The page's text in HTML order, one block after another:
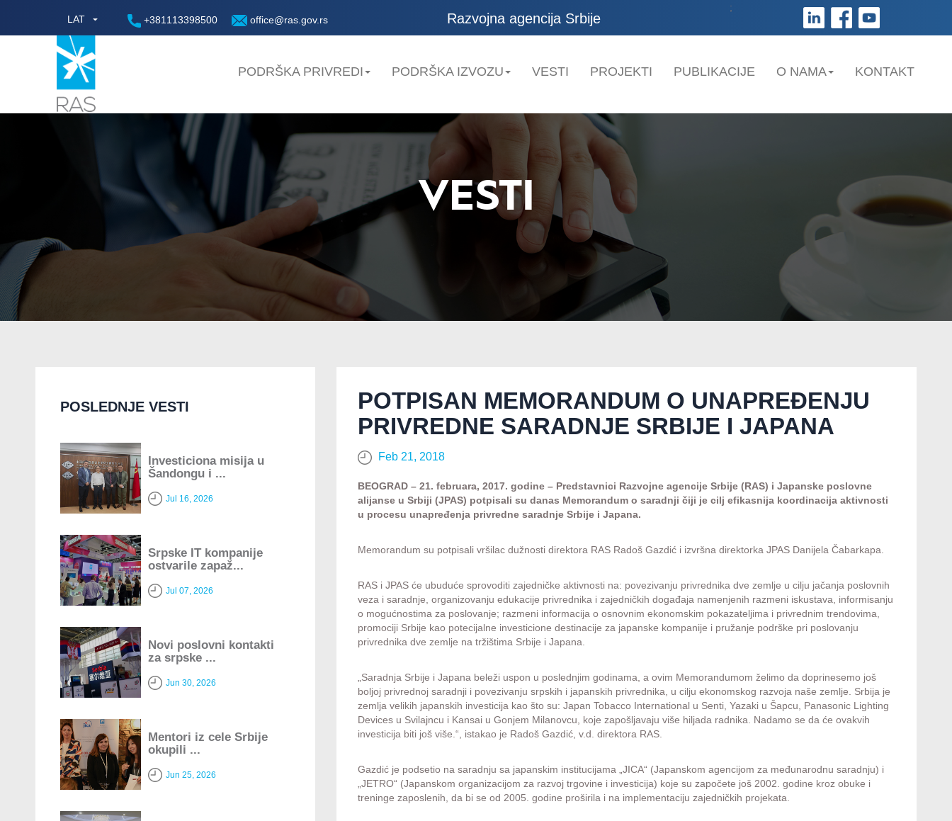
LAT +381113398500 office@ras.gov.rs Razvojna agencija Srbije
;
PODRŠKA PRIVREDI PODRŠKA IZVOZU VESTI PROJEKTI PUBLIKACIJE O NAMA KONTAKT
VESTI
POSLEDNJE VESTI
Investiciona misija u
Šandongu i ...
Jul 16, 2026
Srpske IT kompanije
ostvarile zapaž...
Jul 07, 2026
Novi poslovni kontakti
za srpske ...
Jun 30, 2026
Mentori iz cele Srbije
okupili ...
Jun 25, 2026
POTPISAN MEMORANDUM O UNAPREĐENJU
PRIVREDNE SARADNJE SRBIJE I JAPANA
Feb 21, 2018
BEOGRAD – 21. februara, 2017. godine – Predstavnici Razvojne agencije Srbije (RAS) i Japanske poslovne
alijanse u Srbiji (JPAS) potpisali su danas Memorandum o saradnji čiji je cilj efikasnija koordinacija aktivnosti
u procesu unapređenja privredne saradnje Srbije i Japana.
Memorandum su potpisali vršilac dužnosti direktora RAS Radoš Gazdić i izvršna direktorka JPAS Danijela Čabarkapa.
RAS i JPAS će ubuduće sprovoditi zajedničke aktivnosti na: povezivanju privrednika dve zemlje u cilju jačanja poslovnih
veza i saradnje, organizovanju edukacije privrednika i zajedničkih događaja namenjenih razmeni iskustava, informisanju
o mogućnostima za poslovanje; razmeni informacija o osnovnim ekonomskim pokazateljima i privrednim trendovima,
promociji Srbije kao potecijalne investicione destinacije za japanske kompanije i pružanje podrške pri poslovanju
privrednika dve zemlje na tržištima Srbije i Japana.
„Saradnja Srbije i Japana beleži uspon u poslednjim godinama, a ovim Memorandumom želimo da doprinesemo još
boljoj privrednoj saradnji i povezivanju srpskih i japanskih privrednika, u cilju ekonomskog razvoja naše zemlje. Srbija je
zemlja velikih japanskih investicija kao što su: Japan Tobacco International u Senti, Yazaki u Šapcu, Panasonic Lighting
Devices u Svilajncu i Kansai u Gonjem Milanovcu, koje zapošljavaju više hiljada radnika. Nadamo se da će ovakvih
investicija biti još više.“, istakao je Radoš Gazdić, v.d. direktora RAS.
Gazdić je podsetio na saradnju sa japanskim institucijama „JICA“ (Japanskom agencijom za međunarodnu saradnju) i
„JETRO“ (Japanskom organizacijom za razvoj trgovine i investicija) koje su započete još 2002. godine kroz obuke i
treninge zaposlenih, da bi se od 2005. godine proširila i na implementaciju zajedničkih projekata.